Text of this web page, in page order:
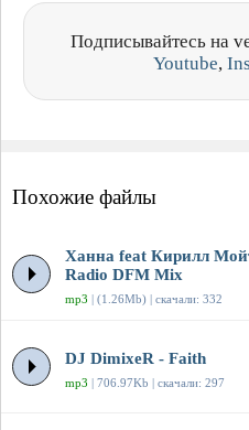
Подписывайтесь на
Youtube,
Похожие файлы
Ханна feat Кирилл
Radio DFM Mix
mp3 | (1.26Mb) | скачали: 332
DJ DimixeR - Faith
mp3 | 706.97Kb | скачали: 297